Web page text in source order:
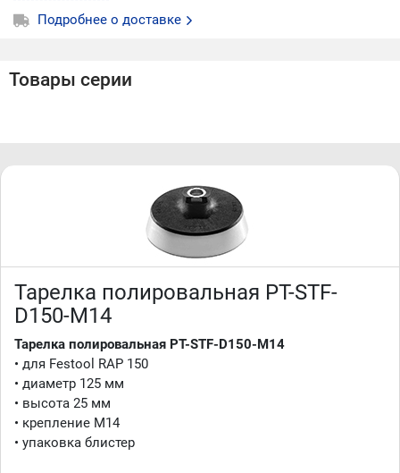
Подробнее о доставке
Товары серии
Тарелка полировальная PT-STF-
D150-M14
Тарелка полировальная PT-STF-D150-M14
• для Festool RAP 150
• диаметр 125 мм
• высота 25 мм
• крепление М14
• упаковка блистер